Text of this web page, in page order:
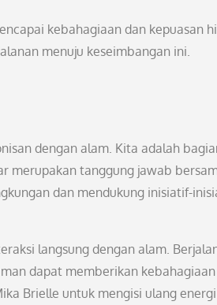
kebahagiaan dan kepuasan
menuju keseimbangan ini.
dengan alam. Kita adalah
merupakan tanggung jawab
dan mendukung inisiatif-
langsung dengan alam.
dapat memberikan
Brielle untuk mengisi ulang